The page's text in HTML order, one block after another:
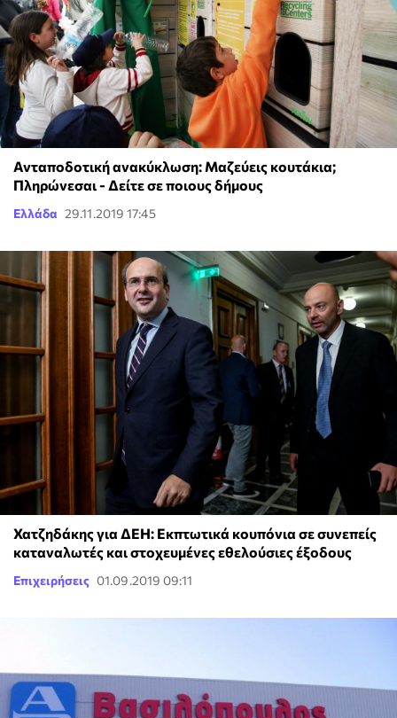
Ανταποδοτική ανακύκλωση: Μαζεύεις κουτάκια;
Πληρώνεσαι - Δείτε σε ποιους δήμους
Ελλάδα 29.11.2019 17:45
Χατζηδάκης για ΔΕΗ: Εκπτωτικά κουπόνια σε συνεπείς
καταναλωτές και στοχευμένες εθελούσιες έξοδους
Επιχειρήσεις 01.09.2019 09:11